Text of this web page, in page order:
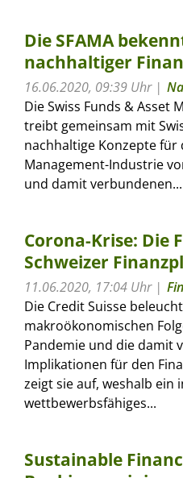
Die SFAMA
nachhaltiger
16.06.2020, 09:39 Uhr
Die Swiss Funds & Asset
treibt gemeinsam mit
nachhaltige Konzepte für
Management-Industrie
und damit verbundenen...
Corona-Krise: Die
Schweizer
11.06.2020, 17:04 Uhr
Die Credit Suisse
makroökonomischen
Pandemie und die damit
Implikationen für den
zeigt sie auf, weshalb ein
wettbewerbsfähiges...
Sustainable